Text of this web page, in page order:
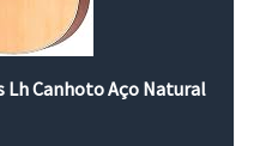
Lh Canhoto Aço Natural